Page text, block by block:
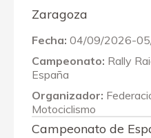
Zaragoza
Fecha: 04/09/2026-
Campeonato: Rally
España
Organizador:
Motociclismo
Campeonato de